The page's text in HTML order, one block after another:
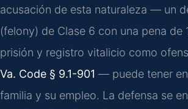
acusación de esta naturaleza — un
(felony) de Clase 6 con una pena de
prisión y registro vitalicio como
Va. Code § 9.1-901 — puede tener
familia y su empleo. La defensa se